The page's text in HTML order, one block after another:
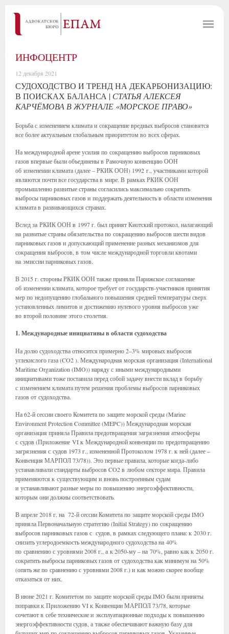
ИНФОЦЕНТР
12 декабря 2021
СУДОХОДСТВО И ТРЕНД НА ДЕКАРБОНИЗАЦИЮ:
В ПОИСКАХ БАЛАНСА | СТАТЬЯ АЛЕКСЕЯ
КАРЧЁМОВА В ЖУРНАЛЕ «МОРСКОЕ ПРАВО»
Борьба с изменением климата и сокращение вредных выбросов становятся
все более актуальным глобальным приоритетом во всех сферах.
На международной арене усилия по сокращению выбросов парниковых
газов впервые были объединены в Рамочную конвенцию ООН
об изменении климата (далее – РКИК ООН) 1992 г., участниками которой
являются почти все государства в мире. В рамках РКИК ООН
промышленно развитые страны согласились максимально сократить
выбросы парниковых газов и поддержать деятельность в области изменения
климата в развивающихся странах.
Вслед за РКИК ООН в 1997 г. был принят Киотский протокол, налагающий
на развитые страны обязательства по сокращению выбросов шести видов
парниковых газов и допускающий применение разных механизмов для
сокращения выбросов, в том числе международной торговли квотами
на эмиссии парниковых газов.
В 2015 г. стороны РКИК ООН также приняли Парижское соглашение
об изменении климата, которое требует от государств-участников принятия
мер по недопущению глобального повышения средней температуры сверх
установленных лимитов и достижению нулевого уровня выбросов уже
во второй половине этого столетия.
1. Международные инициативы в области судоходства
На долю судоходства относится примерно 2–3% мировых выбросов
углекислого газа (CO2 ). Международная морская организация (International
Maritime Organization (IMO)) наряду с иными международными
инициативами тоже поставила перед собой задачу внести вклад в борьбу
с изменением климата путем решения проблемы выбросов парниковых
газов от судоходства.
На 62-й сессии своего Комитета по защите морской среды (Marine
Environment Protection Committee (MEPC)) Международная морская
организация приняла Правила предотвращения загрязнения атмосферы
с судов (Приложение VI к Международной конвенции по предотвращению
загрязнения с судов 1973 г., измененной Протоколом 1978 г. к ней (далее –
Конвенция МАРПОЛ 73/78)). Это первые правила, которые когда-либо
устанавливали стандарты выбросов CO2 в любом секторе мира. Правила
применяются к существующим и вновь построенным судам
и устанавливают разные меры по повышению энергоэффективности,
которым они должны соответствовать.
В апреле 2018 г. на 72-й сессии Комитета по защите морской среды IMO
приняла Первоначальную стратегию (Initial Strategy) по сокращению
выбросов парниковых газов с судов, в рамках следующего плана: к 2030 г.
снизить углеродоемкость международного судоходства на 40%
по сравнению с уровнями 2008 г., а к 2050-му – на 70%, равно как к 2050 г.
сократить выбросы парниковых газов от судоходства как минимум на 50%
(опять же по сравнению с уровнями 2008 г.) и как можно скорее вообще
отказаться от них.
В июне 2021 г. Комитетом по защите морской среды IMO были приняты
поправки к Приложению VI к Конвенции МАРПОЛ 73/78, которые
сочетают в себе технические и эксплуатационные подходы к повышению
энергоэффективности судов, а также обеспечивают важную базу для